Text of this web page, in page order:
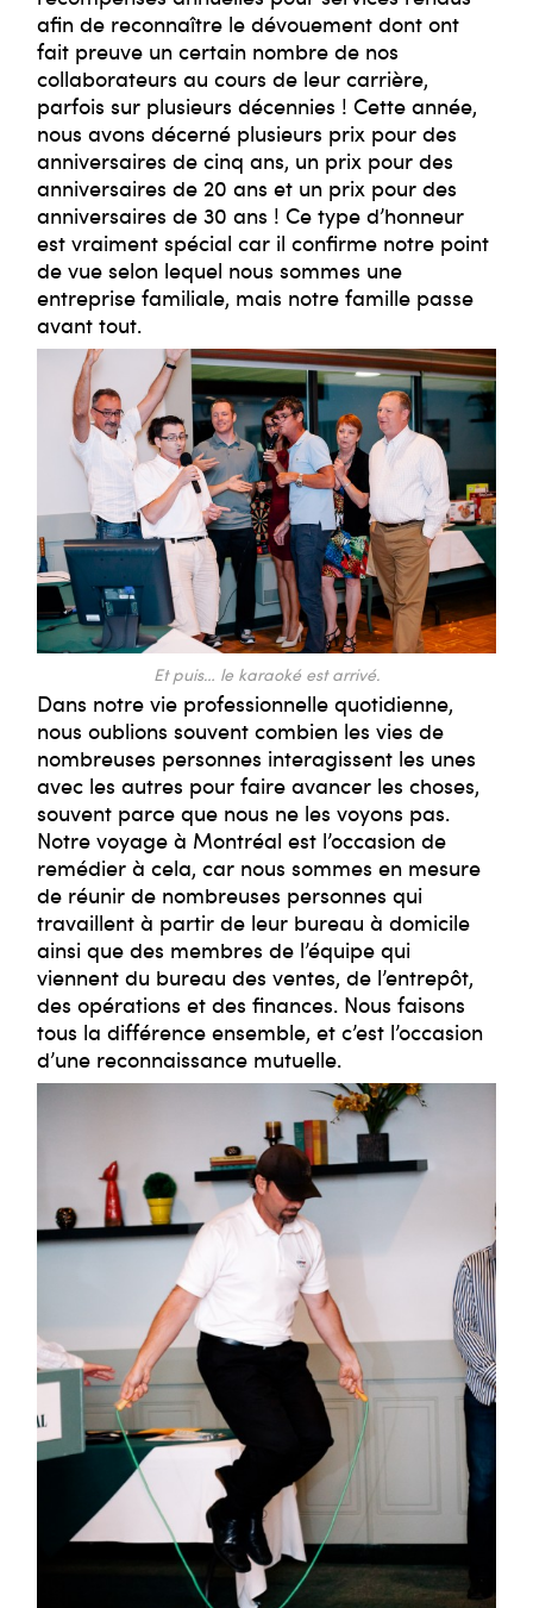
afin de reconnaître le dévouement dont ont
fait preuve un certain nombre de nos
collaborateurs au cours de leur carrière,
parfois sur plusieurs décennies ! Cette année,
nous avons décerné plusieurs prix pour des
anniversaires de cinq ans, un prix pour des
anniversaires de 20 ans et un prix pour des
anniversaires de 30 ans ! Ce type d’honneur
est vraiment spécial car il confirme notre point
de vue selon lequel nous sommes une
entreprise familiale, mais notre famille passe
avant tout.
Et puis… le karaoké est arrivé.
Dans notre vie professionnelle quotidienne,
nous oublions souvent combien les vies de
nombreuses personnes interagissent les unes
avec les autres pour faire avancer les choses,
souvent parce que nous ne les voyons pas.
Notre voyage à Montréal est l’occasion de
remédier à cela, car nous sommes en mesure
de réunir de nombreuses personnes qui
travaillent à partir de leur bureau à domicile
ainsi que des membres de l’équipe qui
viennent du bureau des ventes, de l’entrepôt,
des opérations et des finances. Nous faisons
tous la différence ensemble, et c’est l’occasion
d’une reconnaissance mutuelle.